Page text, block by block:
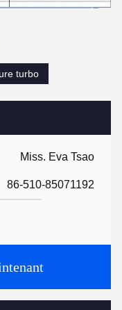
Miss. Eva Tsao
86-510-85071192
turbo